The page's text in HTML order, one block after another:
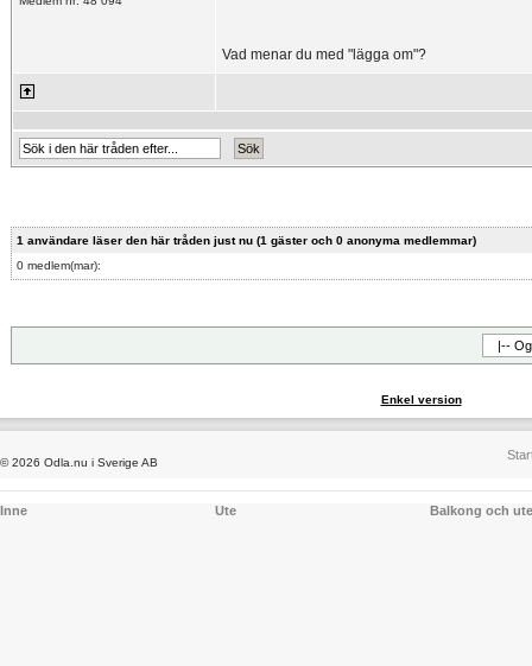
Vad menar du med "lägga om"?
1 användare läser den här tråden just nu (1 gäster och 0 anonyma medlemmar)
0 medlem(mar):
Enkel version
© 2026 Odla.nu i Sverige AB
Inne Ute Balkong och